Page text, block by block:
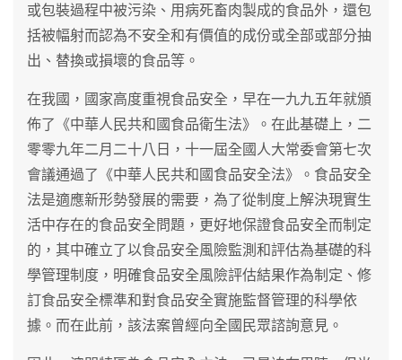
或包裝過程中被污染、用病死畜肉製成的食品外，還包
括被幅射而認為不安全和有價值的成份或全部或部分抽
出、替換或損壞的食品等。
在我國，國家高度重視食品安全，早在一九九五年就頒
佈了《中華人民共和國食品衛生法》。在此基礎上，二
零零九年二月二十八日，十一屆全國人大常委會第七次
會議通過了《中華人民共和國食品安全法》。食品安全
法是適應新形勢發展的需要，為了從制度上解決現實生
活中存在的食品安全問題，更好地保證食品安全而制定
的，其中確立了以食品安全風險監測和評估為基礎的科
學管理制度，明確食品安全風險評估結果作為制定、修
訂食品安全標準和對食品安全實施監督管理的科學依
據。而在此前，該法案曾經向全國民眾諮詢意見。